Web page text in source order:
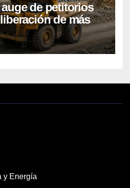
de petitorios
de más
para explorar
y Energía